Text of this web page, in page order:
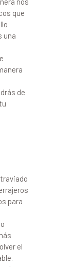
que
una
de
para
el